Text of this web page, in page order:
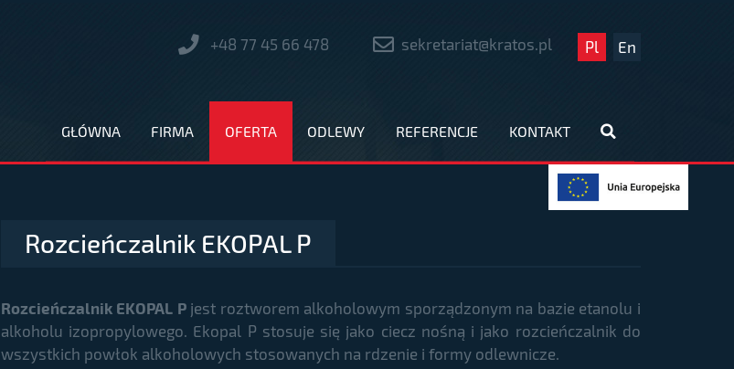
+48 77 45 66 478 sekretariat@kratos.pl Pl En
GŁÓWNA FIRMA OFERTA ODLEWY REFERENCJE KONTAKT
Rozcieńczalnik EKOPAL P
Rozcieńczalnik EKOPAL P jest roztworem alkoholowym sporządzonym na bazie etanolu i
alkoholu izopropylowego. Ekopal P stosuje się jako ciecz nośną i jako rozcieńczalnik do
wszystkich powłok alkoholowych stosowanych na rdzenie i formy odlewnicze.